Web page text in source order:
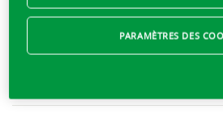
Agence Biasca
Actuellement fermé,
PARAMÈTRES DES